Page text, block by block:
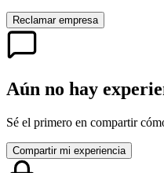
Reclamar empresa
Aún no hay
Sé el primero en compartir
Compartir mi experiencia